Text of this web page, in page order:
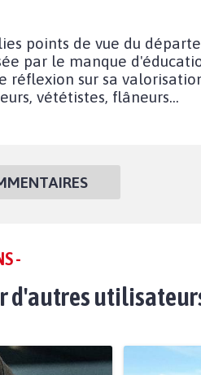
points de vue du
par le manque
réflexion sur sa
vététistes, flâneurs...
-
d'autres